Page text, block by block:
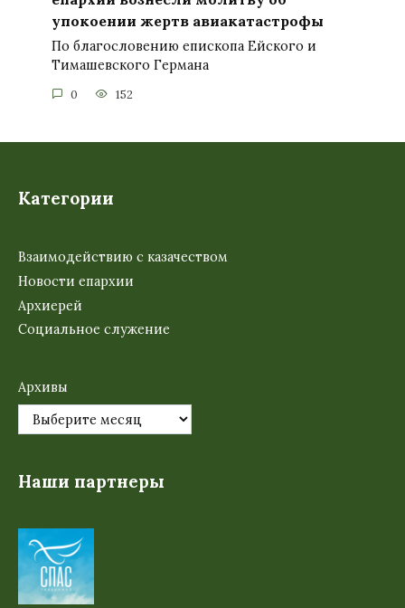
упокоении жертв авиакатастрофы
По благословению епископа Ейского и
Тимашевского Германа
0 152
Категории
Взаимодействию с казачеством
Новости епархии
Архиерей
Социальное служение
Архивы
Наши партнеры